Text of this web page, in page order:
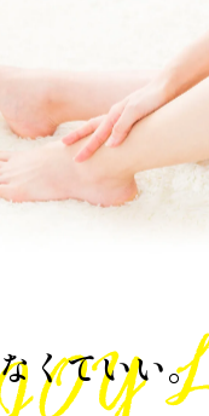
くていい。